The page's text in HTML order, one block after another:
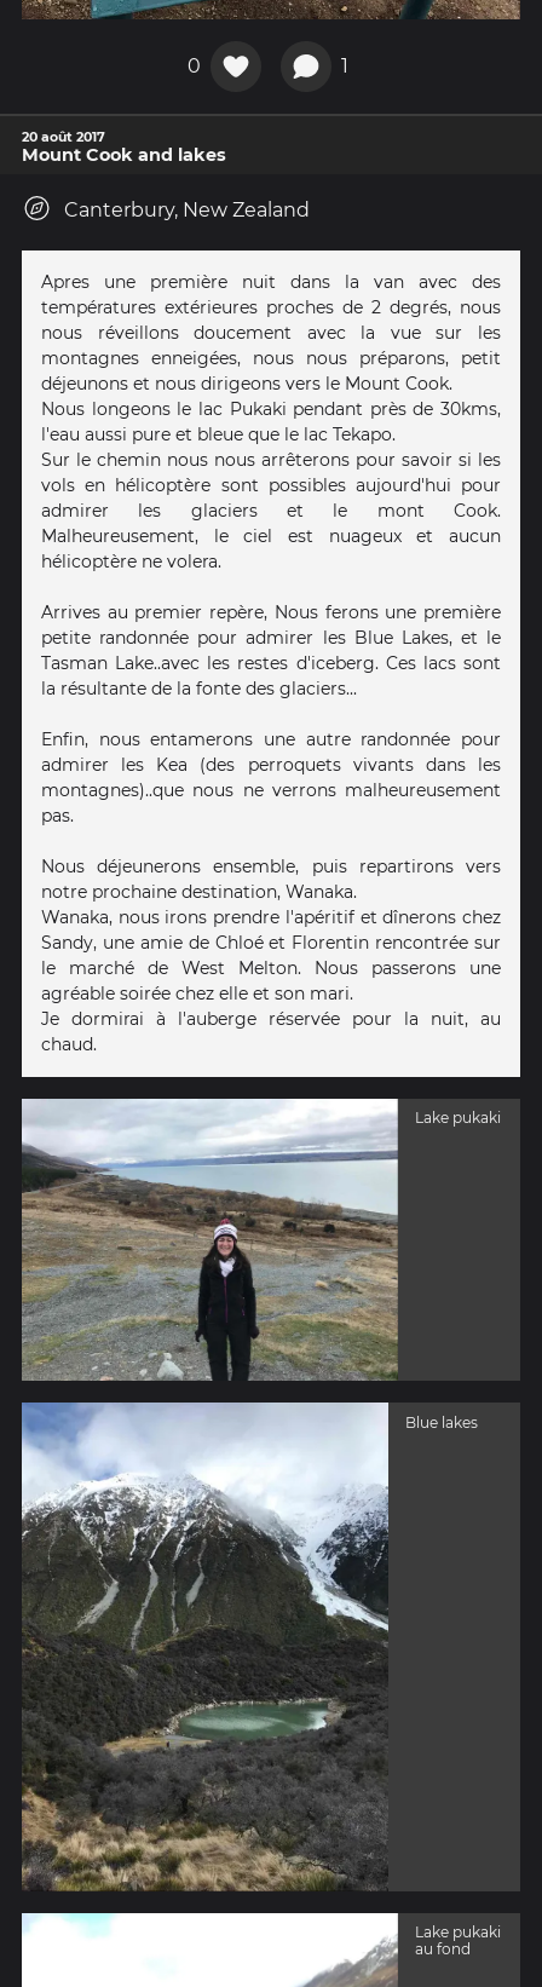
0 1
20 août 2017
Mount Cook and lakes
Canterbury, New Zealand
Apres une première nuit dans la van avec des
températures extérieures proches de 2 degrés, nous
nous réveillons doucement avec la vue sur les
montagnes enneigées, nous nous préparons, petit
déjeunons et nous dirigeons vers le Mount Cook.
Nous longeons le lac Pukaki pendant près de 30kms,
l'eau aussi pure et bleue que le lac Tekapo.
Sur le chemin nous nous arrêterons pour savoir si les
vols en hélicoptère sont possibles aujourd'hui pour
admirer les glaciers et le mont Cook.
Malheureusement, le ciel est nuageux et aucun
hélicoptère ne volera.
Arrives au premier repère, Nous ferons une première
petite randonnée pour admirer les Blue Lakes, et le
Tasman Lake..avec les restes d'iceberg. Ces lacs sont
la résultante de la fonte des glaciers...
Enfin, nous entamerons une autre randonnée pour
admirer les Kea (des perroquets vivants dans les
montagnes)..que nous ne verrons malheureusement
pas.
Nous déjeunerons ensemble, puis repartirons vers
notre prochaine destination, Wanaka.
Wanaka, nous irons prendre l'apéritif et dînerons chez
Sandy, une amie de Chloé et Florentin rencontrée sur
le marché de West Melton. Nous passerons une
agréable soirée chez elle et son mari.
Je dormirai à l'auberge réservée pour la nuit, au
chaud.
Lake pukaki
Blue lakes
Lake pukaki
au fond